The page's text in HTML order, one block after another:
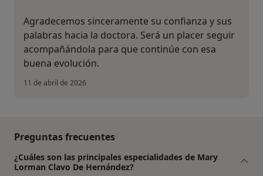
Agradecemos sinceramente su confianza y sus
palabras hacia la doctora. Será un placer seguir
acompañándola para que continúe con esa
buena evolución.
11 de abril de 2026
Preguntas frecuentes
¿Cuáles son las principales especialidades de Mary
Lorman Clavo De Hernández?